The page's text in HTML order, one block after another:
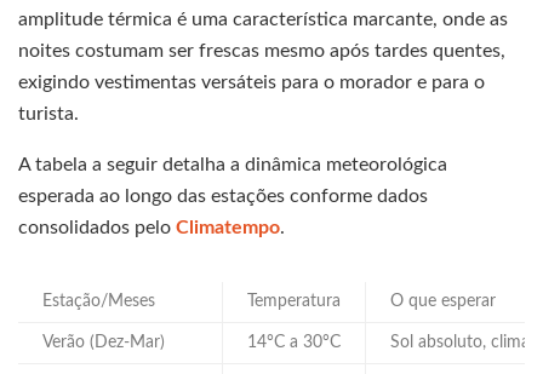
amplitude térmica é uma característica marcante, onde as
noites costumam ser frescas mesmo após tardes quentes,
exigindo vestimentas versáteis para o morador e para o
turista.
A tabela a seguir detalha a dinâmica meteorológica
esperada ao longo das estações conforme dados
consolidados pelo Climatempo.
Estação/Meses Temperatura O que esperar
Verão (Dez-Mar) 14°C a 30°C Sol absoluto, clima